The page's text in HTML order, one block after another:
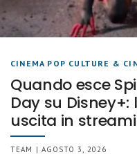
CINEMA POP CULTURE &
Quando esce
Day su
uscita in
TEAM | AGOSTO 3, 2026